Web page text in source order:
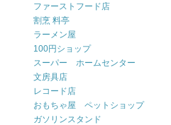
ファーストフード店
割烹 料亭
ラーメン屋
100円ショップ
スーパー ホームセンター
文房具店
レコード店
おもちゃ屋 ペットショップ
ガソリンスタンド